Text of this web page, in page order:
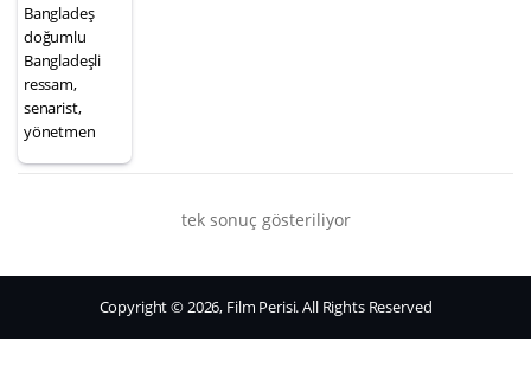
Bangladeş
doğumlu
Bangladeşli
ressam,
senarist,
yönetmen
tek sonuç gösteriliyor
Copyright © 2026, Film Perisi. All Rights Reserved